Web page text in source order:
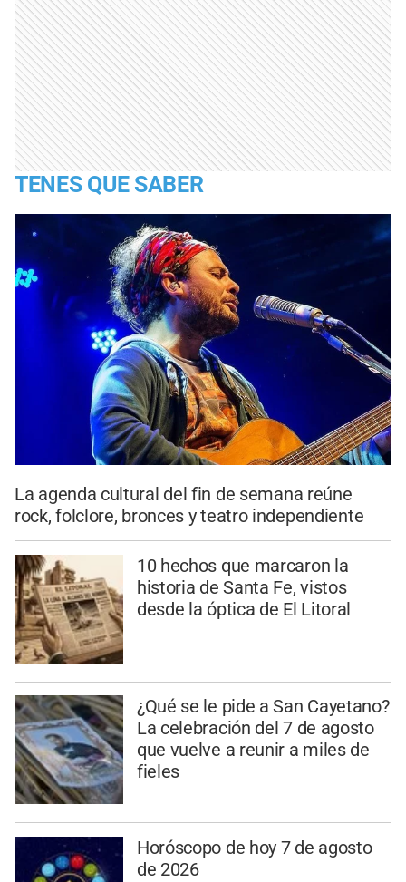
TENES QUE SABER
La agenda cultural del fin de semana reúne
rock, folclore, bronces y teatro independiente
10 hechos que marcaron la
historia de Santa Fe, vistos
desde la óptica de El Litoral
¿Qué se le pide a San Cayetano?
La celebración del 7 de agosto
que vuelve a reunir a miles de
fieles
Horóscopo de hoy 7 de agosto
de 2026